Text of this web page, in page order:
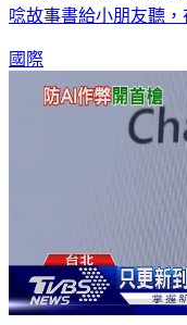
唸故事書給小朋友聽
國際